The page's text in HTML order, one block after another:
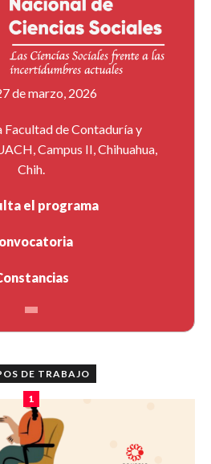
de marzo, 2026
Facultad de Contaduría y
Campus II, Chihuahua,
Chih.
el programa
DE TRABAJO
1